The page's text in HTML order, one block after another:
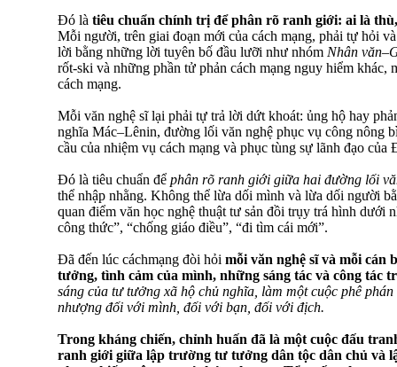
Đó là tiêu chuẩn chính trị để phân rõ ranh giới: ai là
Mỗi người, trên giai đoạn mới của cách mạng, phải tự hỏi
lời bằng những lời tuyên bố đầu lưỡi như nhóm Nhân
rốt-ski và những phần tử phản cách mạng nguy hiểm khác,
cách mạng.
Mỗi văn nghệ sĩ lại phải tự trả lời dứt khoát: ủng hộ hay
nghĩa Mác–Lênin, đường lối văn nghệ phục vụ công nông
cầu của nhiệm vụ cách mạng và phục tùng sự lãnh đạo của
Đó là tiêu chuẩn để phân rõ ranh giới giữa hai đường lối
thể nhập nhằng. Không thể lừa dối mình và lừa dối người
quan điểm văn học nghệ thuật tư sản đồi trụy trá hình dưới
công thức”, “chống giáo điều”, “đi tìm cái mới”.
Đã đến lúc cáchmạng đòi hỏi mỗi văn nghệ sĩ và mỗi cán
tưởng, tình cảm của mình, những sáng tác và công tác
sáng của tư tưởng xã hộ chủ nghĩa, làm một cuộc phê
nhượng đối với mình, đối với bạn, đối với địch.
Trong kháng chiến, chỉnh huấn đã là một cuộc đấu
ranh giới giữa lập trường tư tưởng dân tộc dân chủ và